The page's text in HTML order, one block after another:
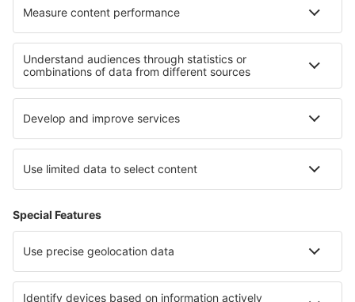
Términos y condiciones
Mis reservas
Política de privacidad
Asistencia y contacto
Países
Páginas web internacionales
eSky.eu eSky.com eDestinos.com